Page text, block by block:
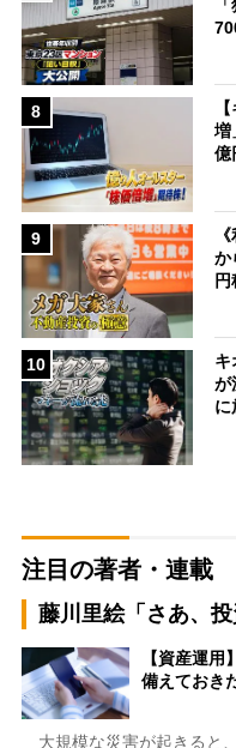
8
増
億
9
か
10
キ
が
注目の著者・連載
藤川里絵「さあ、投
【資産運
備えておき
大規模な災害が起きると